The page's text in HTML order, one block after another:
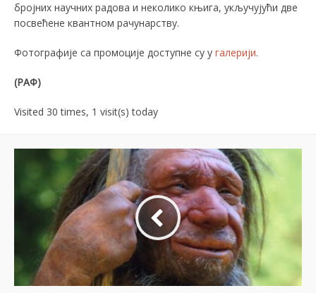
бројних научних радова и неколико књига, укључујући две
посвећене квантном рачунарству.
Фотографије са промоције доступне су у галерији.
(РАФ)
Visited 30 times, 1 visit(s) today